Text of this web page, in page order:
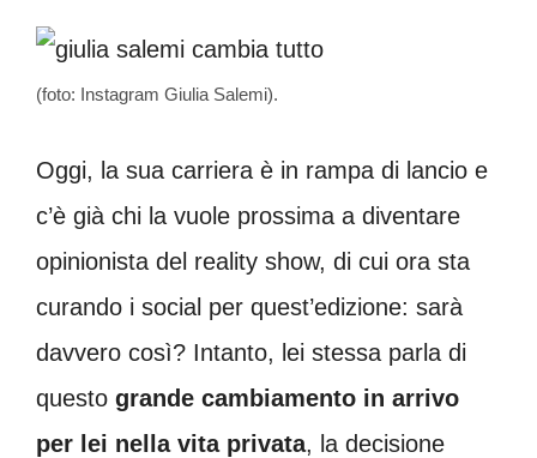
(foto: Instagram Giulia Salemi).
Oggi, la sua carriera è in rampa di lancio e
c’è già chi la vuole prossima a diventare
opinionista del reality show, di cui ora sta
curando i social per quest’edizione: sarà
davvero così? Intanto, lei stessa parla di
questo grande cambiamento in arrivo
per lei nella vita privata, la decisione